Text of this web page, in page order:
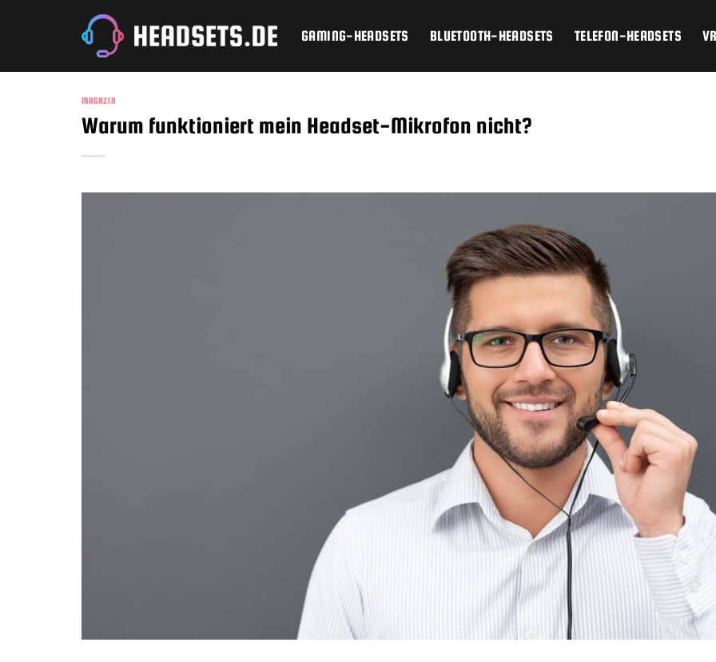
GAMING-HEADSETS BLUETOOTH-HEADSETS TELEFON-HEADSETS
MAGAZIN
Warum funktioniert mein Headset-Mikrofon nicht?